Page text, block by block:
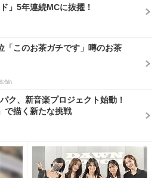
」5年連続MCに抜擢！
「このお茶ガチです」噂のお茶
舗)
ク、新音楽プロジェクト始動！
で描く新たな挑戦